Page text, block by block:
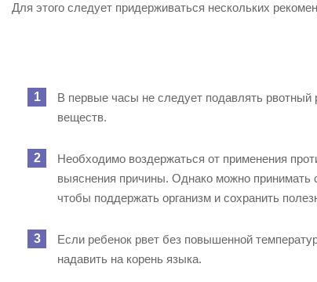
Для этого следует придерживаться нескольких
В первые часы не следует подавлять рвотный
веществ.
Необходимо воздержаться от применения
выяснения причины. Однако можно принимать
чтобы поддержать организм и сохранить
Если ребенок рвет без повышенной
надавить на корень языка.